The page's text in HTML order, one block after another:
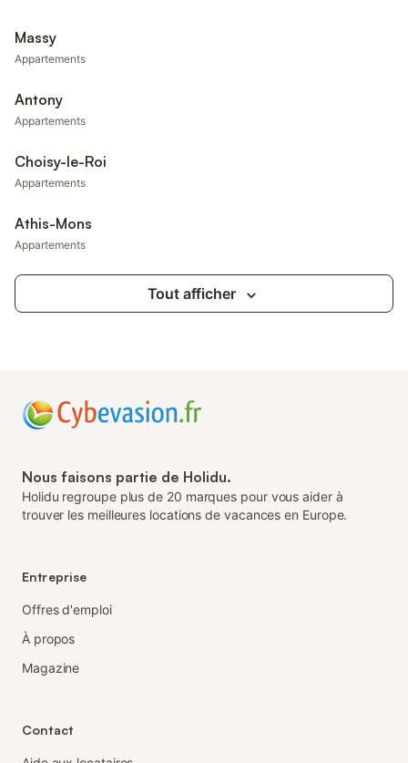
Massy
Appartements
Antony
Appartements
Choisy-le-Roi
Appartements
Athis-Mons
Appartements
Tout afficher
Nous faisons partie de Holidu.
Holidu regroupe plus de 20 marques pour vous aider à
trouver les meilleures locations de vacances en Europe.
Entreprise
Offres d'emploi
À propos
Magazine
Contact